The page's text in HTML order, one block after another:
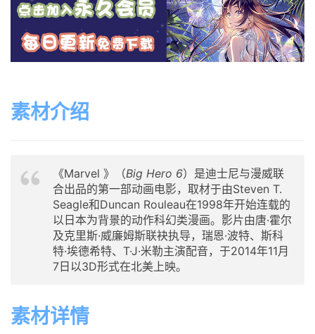
素材介绍
《Marvel 》（Big Hero 6）是迪士尼与漫威联
合出品的第一部动画电影，取材于由Steven T.
Seagle和Duncan Rouleau在1998年开始连载的
以日本为背景的动作科幻类漫画。影片由唐·霍尔
及克里斯·威廉姆斯联袂执导，瑞恩·波特、斯科
特·埃德希特、T·J·米勒主演配音，于2014年11月
7日以3D形式在北美上映。
素材详情